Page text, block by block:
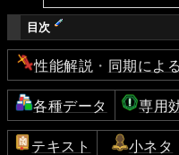
目次
性能解説 ・ 同期によ
各種データ 専用
テキスト 小ネタ